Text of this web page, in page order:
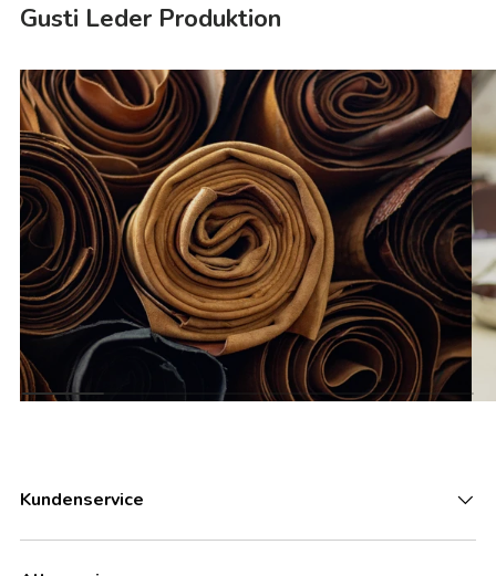
Gusti Leder Produktion
Kundenservice